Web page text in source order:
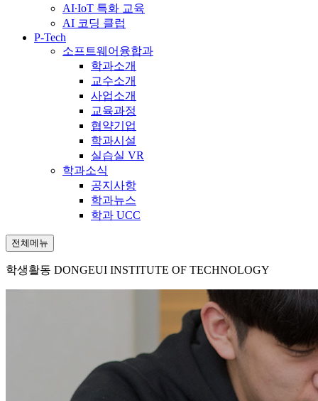
AI∙IoT 특화 교육
AI 코딩 클럽
P-Tech
소프트웨어융합과
학과소개
교수소개
사업소개
교육과정
협약기업
학과시설
실습실 VR
학과소식
공지사항
학과뉴스
학과 UCC
전체메뉴
학생활동 DONGEUI INSTITUTE OF TECHNOLOGY